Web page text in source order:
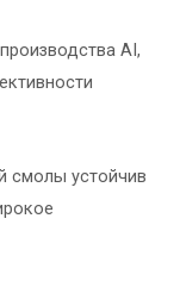
AI,
смолы устойчив